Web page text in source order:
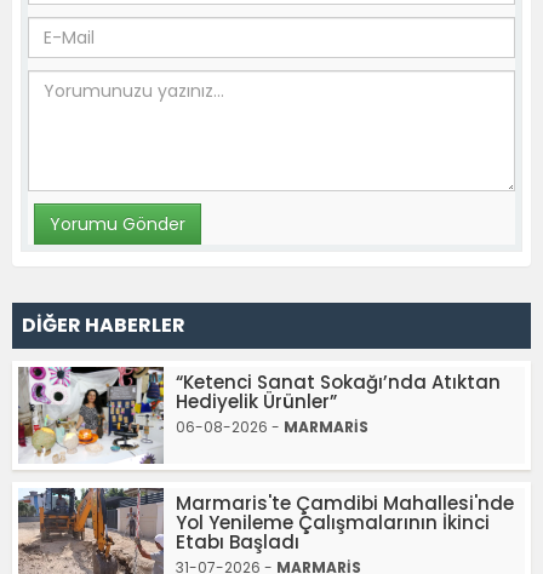
DİĞER HABERLER
“Ketenci Sanat Sokağı’nda Atıktan
Hediyelik Ürünler”
06-08-2026 - MARMARİS
Marmaris'te Çamdibi Mahallesi'nde
Yol Yenileme Çalışmalarının İkinci
Etabı Başladı
31-07-2026 - MARMARİS